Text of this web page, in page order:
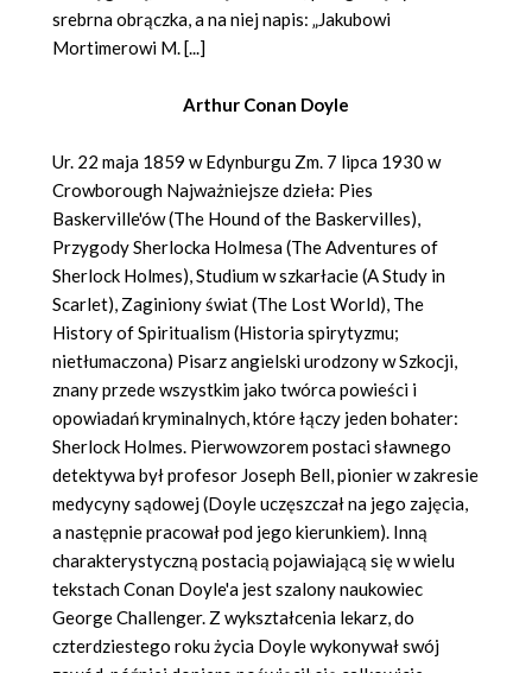
srebrna obrączka, a na niej napis: „Jakubowi
Mortimerowi M. [...]
Arthur Conan Doyle
Ur. 22 maja 1859 w Edynburgu Zm. 7 lipca 1930 w
Crowborough Najważniejsze dzieła: Pies
Baskerville'ów (The Hound of the Baskervilles),
Przygody Sherlocka Holmesa (The Adventures of
Sherlock Holmes), Studium w szkarłacie (A Study in
Scarlet), Zaginiony świat (The Lost World), The
History of Spiritualism (Historia spirytyzmu;
nietłumaczona) Pisarz angielski urodzony w Szkocji,
znany przede wszystkim jako twórca powieści i
opowiadań kryminalnych, które łączy jeden bohater:
Sherlock Holmes. Pierwowzorem postaci sławnego
detektywa był profesor Joseph Bell, pionier w zakresie
medycyny sądowej (Doyle uczęszczał na jego zajęcia,
a następnie pracował pod jego kierunkiem). Inną
charakterystyczną postacią pojawiającą się w wielu
tekstach Conan Doyle'a jest szalony naukowiec
George Challenger. Z wykształcenia lekarz, do
czterdziestego roku życia Doyle wykonywał swój